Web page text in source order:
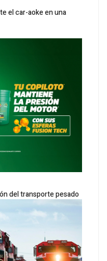
el car-aoke en una
del transporte pesado